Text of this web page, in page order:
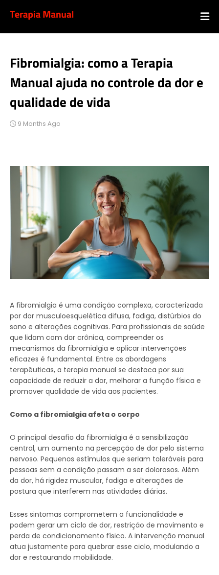
Terapia Manual
Fibromialgia: como a Terapia
Manual ajuda no controle da dor e
qualidade de vida
9 Months Ago
A fibromialgia é uma condição complexa, caracterizada
por dor musculoesquelética difusa, fadiga, distúrbios do
sono e alterações cognitivas. Para profissionais de saúde
que lidam com dor crônica, compreender os
mecanismos da fibromialgia e aplicar intervenções
eficazes é fundamental. Entre as abordagens
terapêuticas, a terapia manual se destaca por sua
capacidade de reduzir a dor, melhorar a função física e
promover qualidade de vida aos pacientes.
Como a fibromialgia afeta o corpo
O principal desafio da fibromialgia é a sensibilização
central, um aumento na percepção de dor pelo sistema
nervoso. Pequenos estímulos que seriam toleráveis para
pessoas sem a condição passam a ser dolorosos. Além
da dor, há rigidez muscular, fadiga e alterações de
postura que interferem nas atividades diárias.
Esses sintomas comprometem a funcionalidade e
podem gerar um ciclo de dor, restrição de movimento e
perda de condicionamento físico. A intervenção manual
atua justamente para quebrar esse ciclo, modulando a
dor e restaurando mobilidade.